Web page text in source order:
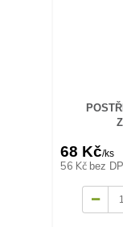
68 Kč/ks
56 Kč bez